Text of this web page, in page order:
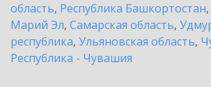
область, Республика Башкортостан,
Марий Эл, Самарская область,
республика, Ульяновская область,
Республика - Чувашия